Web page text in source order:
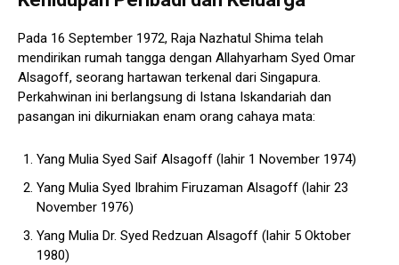
Pada 16 September 1972, Raja Nazhatul Shima telah
mendirikan rumah tangga dengan Allahyarham Syed Omar
Alsagoff, seorang hartawan terkenal dari Singapura.
Perkahwinan ini berlangsung di Istana Iskandariah dan
pasangan ini dikurniakan enam orang cahaya mata:
Yang Mulia Syed Saif Alsagoff (lahir 1 November 1974)
Yang Mulia Syed Ibrahim Firuzaman Alsagoff (lahir 23
November 1976)
Yang Mulia Dr. Syed Redzuan Alsagoff (lahir 5 Oktober
1980)